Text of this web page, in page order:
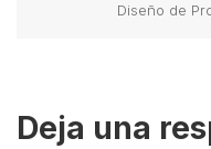
Diseño de
Deja una